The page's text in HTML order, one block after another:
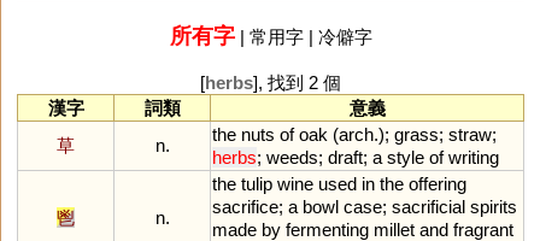
所有字| 常用字| 冷僻字
[herbs], 找到 2 個
漢字
詞類
意義
草
n.
the nuts of oak (arch.); grass; straw;
herbs; weeds; draft; a style of writing
鬯 n.
the tulip wine used in the offering
sacrifice; a bowl case; sacrificial spirits
made by fermenting millet and fragrant